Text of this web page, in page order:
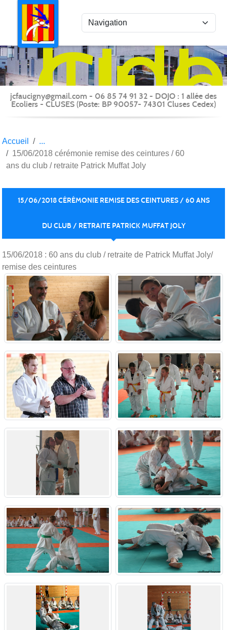
Judo
du
-
jcfaucigny@gmail.com - 06 85 74 91 32 - DOJO : 1 allée des
Ecoliers - CLUSES (Poste: BP 90057- 74301 Cluses Cedex)
Accueil
15/06/2018 cérémonie remise des ceintures / 60
ans du club / retraite Patrick Muffat Joly
15/06/2018 CÉRÉMONIE REMISE DES CEINTURES / 60 ANS
DU CLUB / RETRAITE PATRICK MUFFAT JOLY
15/06/2018 : 60 ans du club / retraite de Patrick Muffat Joly/
remise des ceintures
Panneau de gestion des cookies